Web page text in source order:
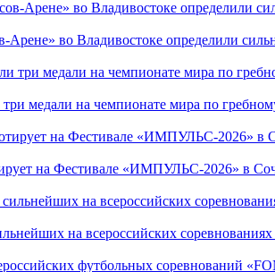
Арене» во Владивостоке определили
медали на чемпионате мира по
на Фестивале «ИМПУЛЬС-2026» в
на всероссийских